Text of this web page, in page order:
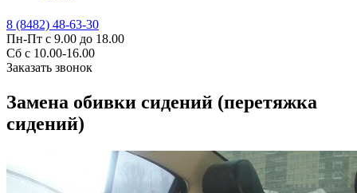
8 (8482) 48-63-30
Пн-Пт с 9.00 до 18.00
Сб с 10.00-16.00
Заказать звонок
Замена обивки сидений (перетяжка
сидений)